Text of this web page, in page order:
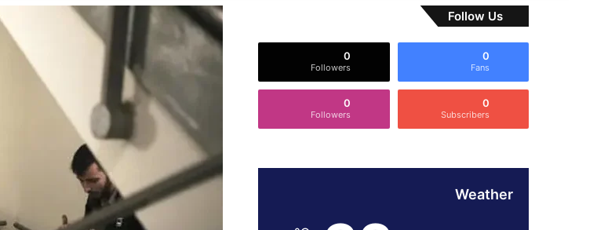
Follow Us
0
Fans
0
Followers
0
Subscribers
0
Followers
Weather